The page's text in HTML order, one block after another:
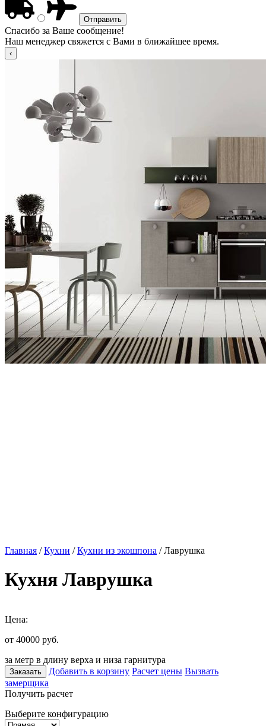
Спасибо за Ваше сообщение!
Наш менеджер свяжется с Вами в ближайшее время.
Главная /Кухни /Кухни из экошпона / Лаврушка
Кухня Лаврушка
Цена:
от 40000 руб.
за метр в длину верха и низа гарнитура
Заказать Добавить в корзину Расчет цены Вызвать
замерщика
Получить расчет
Выберите конфигурацию